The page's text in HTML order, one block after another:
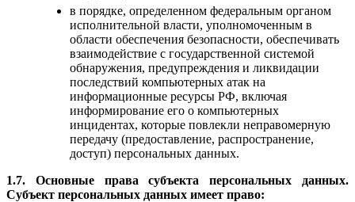
в порядке, определенном федеральным органом
исполнительной власти, уполномоченным в
области обеспечения безопасности, обеспечивать
взаимодействие с государственной системой
обнаружения, предупреждения и ликвидации
последствий компьютерных атак на
информационные ресурсы РФ, включая
информирование его о компьютерных
инцидентах, которые повлекли неправомерную
передачу (предоставление, распространение,
доступ) персональных данных.
1.7. Основные права субъекта персональных данных.
Субъект персональных данных имеет право: